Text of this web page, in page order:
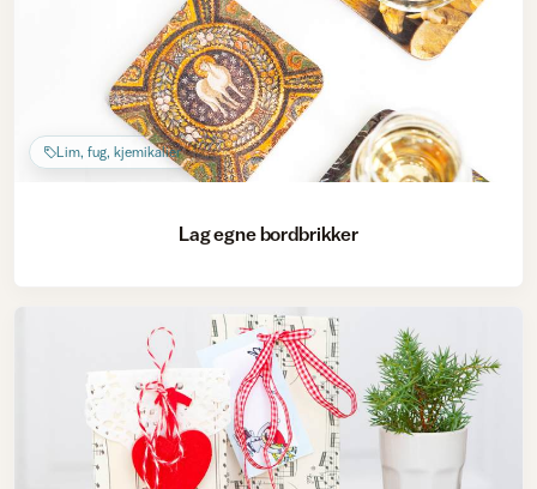
Lim, fug, kjemikalier
Lag egne bordbrikker